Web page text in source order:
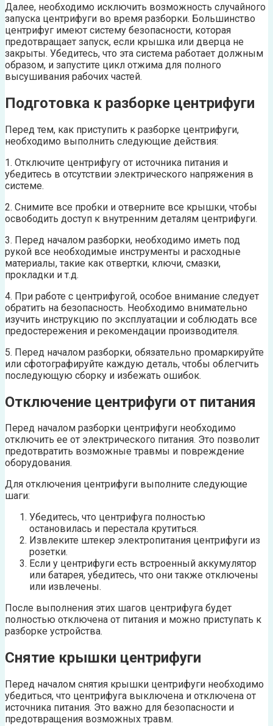
Далее, необходимо исключить возможность случайного
запуска центрифуги во время разборки. Большинство
центрифуг имеют систему безопасности, которая
предотвращает запуск, если крышка или дверца не
закрыты. Убедитесь, что эта система работает должным
образом, и запустите цикл отжима для полного
высушивания рабочих частей.
Подготовка к разборке центрифуги
Перед тем, как приступить к разборке центрифуги,
необходимо выполнить следующие действия:
1. Отключите центрифугу от источника питания и
убедитесь в отсутствии электрического напряжения в
системе.
2. Снимите все пробки и отверните все крышки, чтобы
освободить доступ к внутренним деталям центрифуги.
3. Перед началом разборки, необходимо иметь под
рукой все необходимые инструменты и расходные
материалы, такие как отвертки, ключи, смазки,
прокладки и т.д.
4. При работе с центрифугой, особое внимание следует
обратить на безопасность. Необходимо внимательно
изучить инструкцию по эксплуатации и соблюдать все
предостережения и рекомендации производителя.
5. Перед началом разборки, обязательно промаркируйте
или сфотографируйте каждую деталь, чтобы облегчить
последующую сборку и избежать ошибок.
Отключение центрифуги от питания
Перед началом разборки центрифуги необходимо
отключить ее от электрического питания. Это позволит
предотвратить возможные травмы и повреждение
оборудования.
Для отключения центрифуги выполните следующие
шаги:
Убедитесь, что центрифуга полностью
остановилась и перестала крутиться.
Извлеките штекер электропитания центрифуги из
розетки.
Если у центрифуги есть встроенный аккумулятор
или батарея, убедитесь, что они также отключены
или извлечены.
После выполнения этих шагов центрифуга будет
полностью отключена от питания и можно приступать к
разборке устройства.
Снятие крышки центрифуги
Перед началом снятия крышки центрифуги необходимо
убедиться, что центрифуга выключена и отключена от
источника питания. Это важно для безопасности и
предотвращения возможных травм.